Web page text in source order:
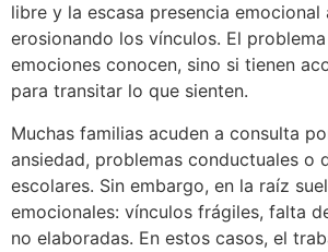
libre y la escasa presencia emocional
erosionando los vínculos. El
emociones conocen, sino si tienen
para transitar lo que sienten.
Muchas familias acuden a consulta
ansiedad, problemas conductuales o
escolares. Sin embargo, en la raíz
emocionales: vínculos frágiles, falta
no elaboradas. En estos casos, el